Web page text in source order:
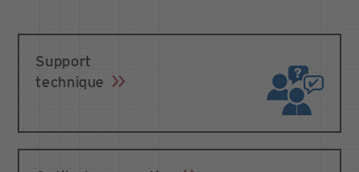
Support
technique